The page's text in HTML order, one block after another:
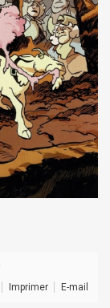
Imprimer E-mail